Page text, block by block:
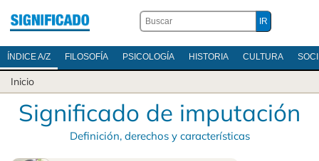
ÍNDICE A/Z FILOSOFÍA PSICOLOGÍA HISTORIA CULTURA
Inicio
Significado de imputación
Definición, derechos y características